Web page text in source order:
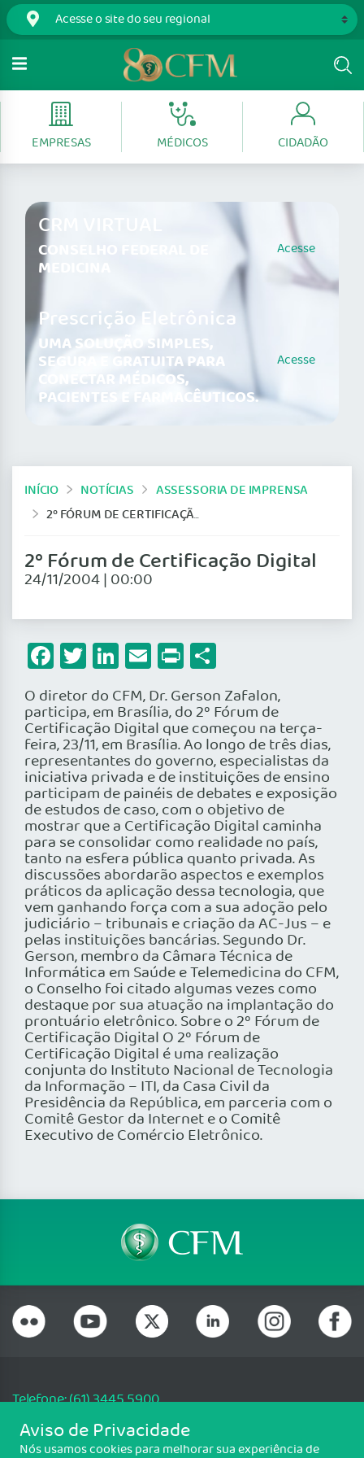
EMPRESAS MÉDICOS CIDADÃO
CRM VIRTUAL
CONSELHO FEDERAL DE
MEDICINA
Acesse
Prescrição Eletrônica
UMA SOLUÇÃO SIMPLES,
SEGURA E GRATUITA PARA
CONECTAR MÉDICOS,
PACIENTES E FARMACÊUTICOS.
Acesse
INÍCIO NOTÍCIAS
ASSESSORIA DE IMPRENSA
2º FÓRUM DE CERTIFICAÇÃO DIGITAL
2º Fórum de Certificação Digital
24/11/2004 | 00:00
Facebook
Twitter
LinkedIn
Email
Print
O diretor do CFM, Dr. Gerson Zafalon,
participa, em Brasília, do 2º Fórum de
Certificação Digital que começou na terça-
feira, 23/11, em Brasília. Ao longo de três dias,
representantes do governo, especialistas da
iniciativa privada e de instituições de ensino
participam de painéis de debates e exposição
de estudos de caso, com o objetivo de
mostrar que a Certificação Digital caminha
para se consolidar como realidade no país,
tanto na esfera pública quanto privada. As
discussões abordarão aspectos e exemplos
práticos da aplicação dessa tecnologia, que
vem ganhando força com a sua adoção pelo
judiciário – tribunais e criação da AC-Jus – e
pelas instituições bancárias. Segundo Dr.
Gerson, membro da Câmara Técnica de
Informática em Saúde e Telemedicina do CFM,
o Conselho foi citado algumas vezes como
destaque por sua atuação na implantação do
prontuário eletrônico. Sobre o 2º Fórum de
Certificação Digital O 2º Fórum de
Certificação Digital é uma realização
conjunta do Instituto Nacional de Tecnologia
da Informação – ITI, da Casa Civil da
Presidência da República, em parceria com o
Comitê Gestor da Internet e o Comitê
Executivo de Comércio Eletrônico.
Telefone: (61) 3445 5900
Email: cfm@portalmedico.org.br
SGAS 616, Conjunto D, Lote 115, L2 Sul, Brasília/DF - CEP: 70200-760 -
Aviso de Privacidade
Nós usamos cookies para melhorar sua experiência de